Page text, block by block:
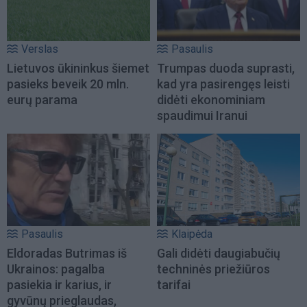
Verslas
Lietuvos ūkininkus šiemet
pasieks beveik 20 mln.
eurų parama
Pasaulis
Trumpas duoda suprasti,
kad yra pasirengęs leisti
didėti ekonominiam
spaudimui Iranui
Pasaulis
Eldoradas Butrimas iš
Ukrainos: pagalba
pasiekia ir karius, ir
gyvūnų prieglaudas,
Klaipėda
Gali didėti daugiabučių
techninės priežiūros
tarifai